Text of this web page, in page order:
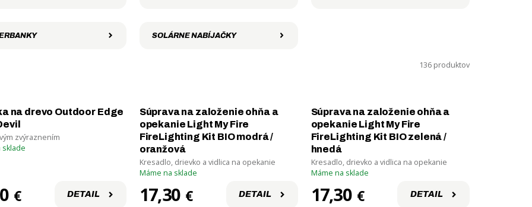
SOLÁRNE NABÍJAČKY
136 produktov
na drevo Outdoor Edge
zvýraznením
sklade
€ DETAIL
Súprava na založenie ohňa a
opekanie Light My Fire
FireLighting Kit BIO modrá /
oranžová
Kresadlo, drievko a vidlica na opekanie
Máme na sklade
17,30 € DETAIL
Súprava na založenie ohňa a
opekanie Light My Fire
FireLighting Kit BIO zelená /
hnedá
Kresadlo, drievko a vidlica na opekanie
Máme na sklade
17,30 € DETAIL